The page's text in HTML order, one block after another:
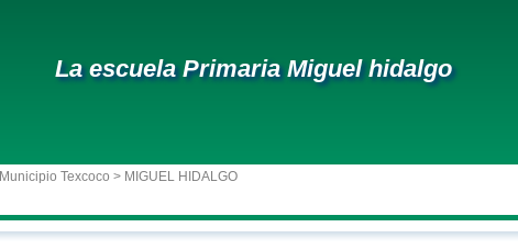
La escuela Primaria Miguel hidalgo
Municipio Texcoco > MIGUEL HIDALGO